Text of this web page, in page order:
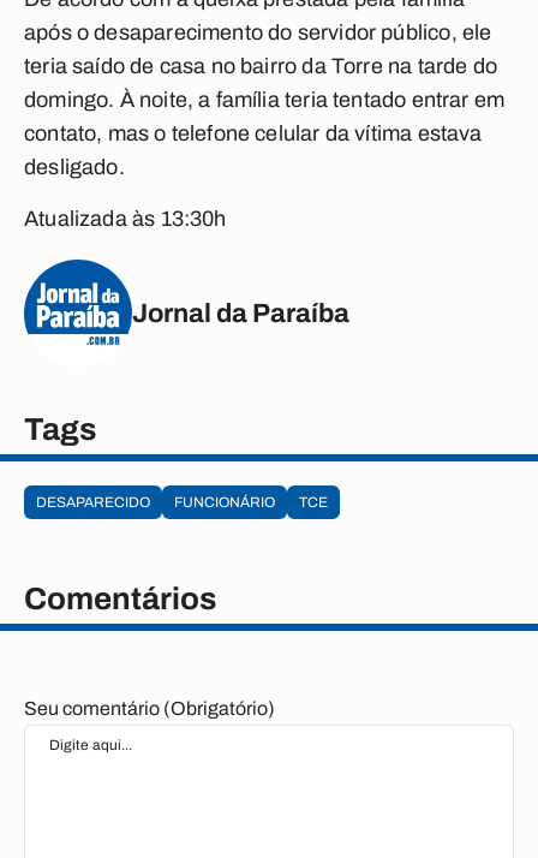
após o desaparecimento do servidor público, ele
teria saído de casa no bairro da Torre na tarde do
domingo. À noite, a família teria tentado entrar em
contato, mas o telefone celular da vítima estava
desligado.
Atualizada às 13:30h
Jornal da Paraíba
Tags
DESAPARECIDO FUNCIONÁRIO TCE
Comentários
Seu comentário (Obrigatório)